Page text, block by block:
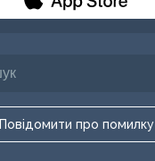
Повідомити про помилку